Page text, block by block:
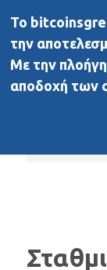
To
την
Με την
αποδοχή των